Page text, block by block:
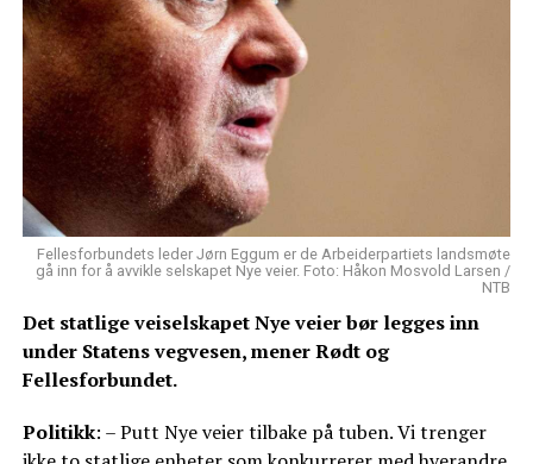
Fellesforbundets leder Jørn Eggum er de Arbeiderpartiets landsmøte
gå inn for å avvikle selskapet Nye veier. Foto: Håkon Mosvold Larsen /
NTB
Det statlige veiselskapet Nye veier bør legges inn
under Statens vegvesen, mener Rødt og
Fellesforbundet.
Politikk: – Putt Nye veier tilbake på tuben. Vi trenger